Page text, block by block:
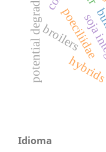
poeciliidae
broilers
potential degradability
Idioma